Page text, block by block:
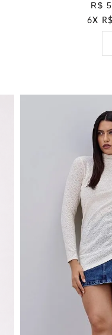
R$
6X